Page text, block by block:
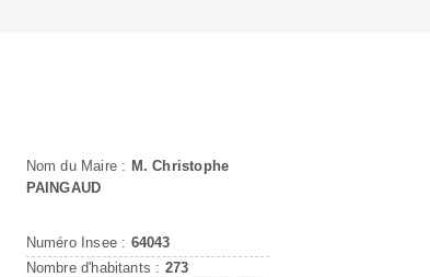
Nom du Maire : M. Christophe
PAINGAUD
Numéro Insee : 64043
Nombre d'habitants : 273